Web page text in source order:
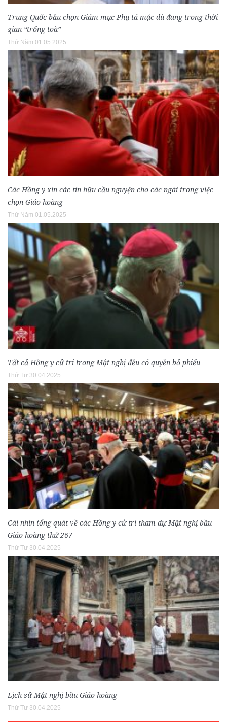
Trung Quốc bầu chọn Giám mục Phụ tá mặc dù đang trong thời
gian “trống toà”
Thứ Năm 01.05.2025
Các Hồng y xin các tín hữu cầu nguyện cho các ngài trong việc
chọn Giáo hoàng
Thứ Năm 01.05.2025
Tất cả Hồng y cử tri trong Mật nghị đều có quyền bỏ phiếu
Thứ Tư 30.04.2025
Cái nhìn tổng quát về các Hồng y cử tri tham dự Mật nghị bầu
Giáo hoàng thứ 267
Thứ Tư 30.04.2025
Lịch sử Mật nghị bầu Giáo hoàng
Thứ Tư 30.04.2025